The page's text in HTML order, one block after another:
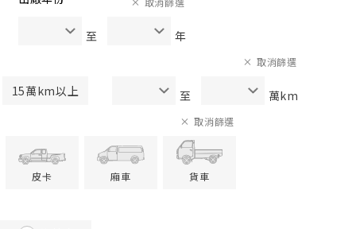
至 年
15萬km以上 至 萬km
取消篩選
皮卡 廂車 貨車
取消篩選